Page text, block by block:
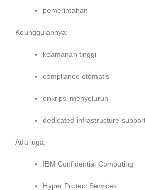
pemerintahan
Keunggulannya:
keamanan tinggi
compliance otomatis
enkripsi menyeluruh
dedicated infrastructure
Ada juga:
IBM Confidential Computing
Hyper Protect Services